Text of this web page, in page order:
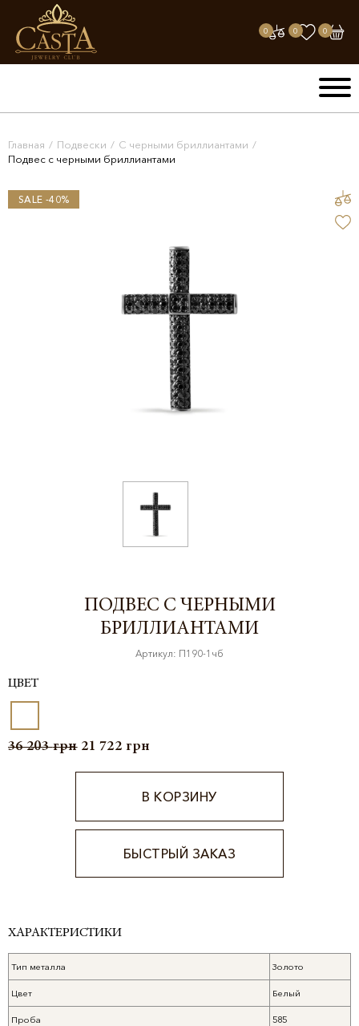
0 0 0
Главная / Подвески / С черными бриллиантами /
Подвес с черными бриллиантами
SALE -40%
ПОДВЕС С ЧЕРНЫМИ
БРИЛЛИАНТАМИ
Артикул: П190-1чб
ЦВЕТ
36 203грн 21 722 грн
В КОРЗИНУ
БЫСТРЫЙ ЗАКАЗ
ХАРАКТЕРИСТИКИ
Тип металла Золото
Цвет Белый
Проба 585